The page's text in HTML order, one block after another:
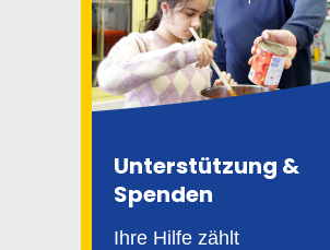
Unterstützung &
Spenden
Ihre Hilfe zählt